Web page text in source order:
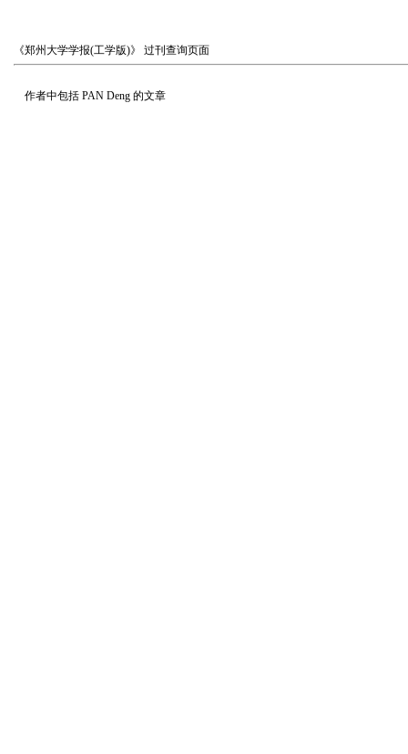
《郑州大学学报(工学版)》 过刊查询页面
作者中包括 PAN Deng 的文章